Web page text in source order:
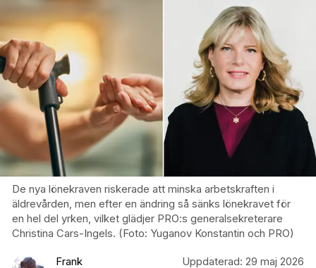
De nya lönekraven riskerade att minska arbetskraften i
äldrevården, men efter en ändring så sänks lönekravet för
en hel del yrken, vilket glädjer PRO:s generalsekreterare
Christina Cars-Ingels. (Foto: Yuganov Konstantin och PRO)
Frank
Uppdaterad: 29 maj 2026